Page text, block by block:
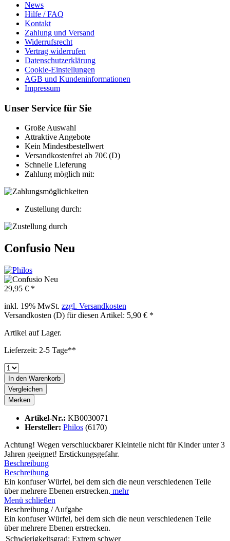
News
Hilfe / FAQ
Kontakt
Zahlung und Versand
Widerrufsrecht
Vertrag widerrufen
Datenschutzerklärung
Cookie-Einstellungen
AGB und Kundeninformationen
Impressum
Unser Service für Sie
Große Auswahl
Attraktive Angebote
Kein Mindestbestellwert
Versandkostenfrei ab 70€ (D)
Schnelle Lieferung
Zahlung möglich mit:
Zustellung durch:
Confusio Neu
29,95 € *
inkl. 19% MwSt. zzgl. Versandkosten
Versandkosten (D) für diesen Artikel: 5,90 € *
Artikel auf Lager.
Lieferzeit: 2-5 Tage**
In den Warenkorb
Vergleichen
Merken
Artikel-Nr.: KB0030071
Hersteller: Philos (6170)
Achtung! Wegen verschluckbarer Kleinteile nicht für Kinder unter 3
Jahren geeignet! Erstickungsgefahr.
Beschreibung
Beschreibung
Ein konfuser Würfel, bei dem sich die neun verschiedenen Teile
über mehrere Ebenen erstrecken. mehr
Menü schließen
Beschreibung / Aufgabe
Ein konfuser Würfel, bei dem sich die neun verschiedenen Teile
über mehrere Ebenen erstrecken.
Schwierigkeitsgrad: Extrem schwer